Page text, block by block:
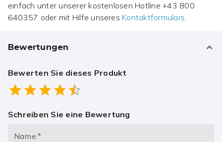
einfach unter unserer kostenlosen Hotline+43 800
640357 oder mit Hilfe unseres Kontaktformulars.
Bewertungen
Bewerten Sie dieses Produkt
0.5 Stars
1 Star1.5 Stars
2 Stars
2.5 Stars
3 Stars
3.5 Stars
4 Stars4.5 Stars
5 Stars
Schreiben Sie eine Bewertung
Name *